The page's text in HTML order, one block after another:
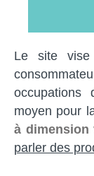
Le site
occupations
moyen pour
à dimension
parler des